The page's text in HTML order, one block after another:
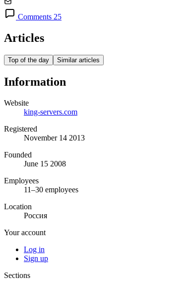
Comments 25
Articles
Top of the day Similar articles
Information
Website
king-servers.com
Registered
November 14 2013
Founded
June 15 2008
Employees
11–30 employees
Location
Россия
Your account
Log in
Sign up
Sections